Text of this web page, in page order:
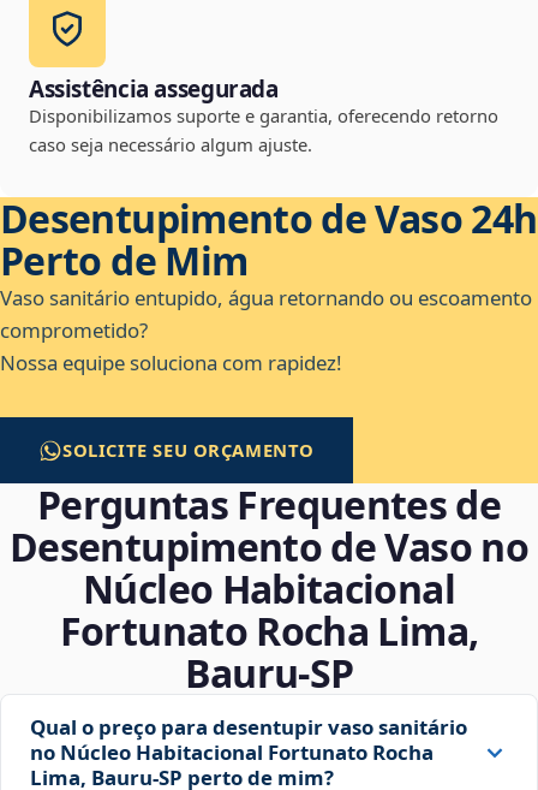
Assistência assegurada
Disponibilizamos suporte e garantia, oferecendo retorno
caso seja necessário algum ajuste.
Desentupimento de Vaso 24h
Perto de Mim
Vaso sanitário entupido, água retornando ou escoamento
comprometido?
Nossa equipe soluciona com rapidez!
SOLICITE SEU ORÇAMENTO
Perguntas Frequentes de
Desentupimento de Vaso no
Núcleo Habitacional
Fortunato Rocha Lima,
Bauru‑SP
Qual o preço para desentupir vaso sanitário
no Núcleo Habitacional Fortunato Rocha
Lima, Bauru‑SP perto de mim?